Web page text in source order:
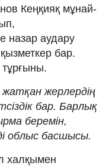
Кеңқияқ мұнай-
назар аудару
бар.
жерлердің
бар. Барлық
беремін,
облыс басшысы.
халқымен